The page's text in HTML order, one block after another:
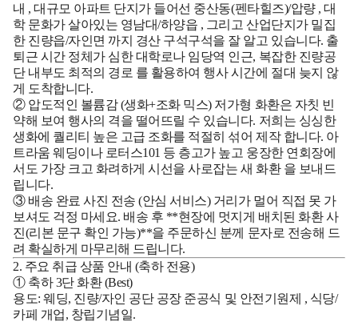
내 , 대규모 아파트 단지가 들어선 중산동(펜타힐즈)/압량 , 대
학 문화가 살아있는 영남대/하양읍 , 그리고 산업단지가 밀집
한 진량읍/자인면 까지 경산 구석구석을 잘 알고 있습니다. 출
퇴근 시간 정체가 심한 대학로나 임당역 인근, 복잡한 진량공
단 내부도 최적의 경로 를 활용하여 행사 시간에 절대 늦지 않
게 도착합니다.
② 압도적인 볼륨감 (생화+조화 믹스) 저가형 화환은 자칫 빈
약해 보여 행사의 격을 떨어뜨릴 수 있습니다. 저희는 싱싱한
생화에 퀄리티 높은 고급 조화를 적절히 섞어 제작 합니다. 아
트라움 웨딩이나 로터스101 등 층고가 높고 웅장한 연회장에
서도 가장 크고 화려하게 시선을 사로잡는 새 화환 을 보내드
립니다.
③ 배송 완료 사진 전송 (안심 서비스) 거리가 멀어 직접 못 가
보셔도 걱정 마세요. 배송 후 **현장에 멋지게 배치된 화환 사
진(리본 문구 확인 가능)**을 주문하신 분께 문자로 전송해 드
려 확실하게 마무리해 드립니다.
2. 주요 취급 상품 안내 (축하 전용)
① 축하 3단 화환 (Best)
용도:웨딩, 진량/자인 공단 공장 준공식 및 안전기원제 , 식당/
카페 개업, 창립기념일.